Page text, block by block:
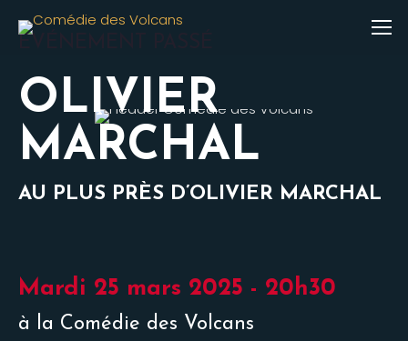
OLIVIER
MARCHAL
AU PLUS PRÈS D’OLIVIER MARCHAL
Mardi 25 mars 2025 - 20h30
à la Comédie des Volcans